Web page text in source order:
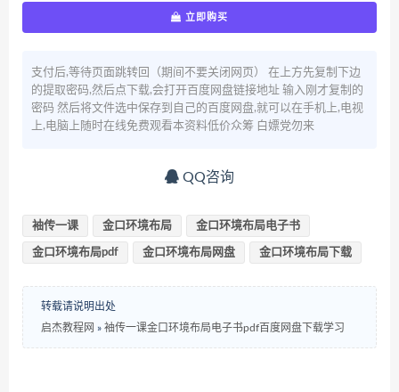
立即购买
支付后,等待页面跳转回（期间不要关闭网页） 在上方先复制下边
的提取密码,然后点下载,会打开百度网盘链接地址 输入刚才复制的
密码 然后将文件选中保存到自己的百度网盘,就可以在手机上,电视
上,电脑上随时在线免费观看本资料低价众筹 白嫖党勿来
QQ咨询
袖传一课 金口环境布局 金口环境布局电子书
金口环境布局pdf 金口环境布局网盘 金口环境布局下载
转载请说明出处
启杰教程网 » 袖传一课金口环境布局电子书pdf百度网盘下载学习